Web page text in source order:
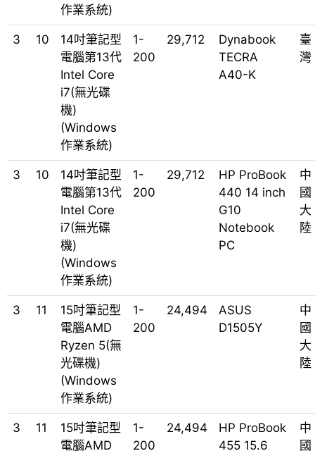
作業系統)
3 10
14吋筆記型
電腦第13代
Intel Core
i7(無光碟
機)
(Windows
作業系統)
1-
200
29,712
Dynabook
TECRA
A40-K
臺
灣
3 10
14吋筆記型
電腦第13代
Intel Core
i7(無光碟
機)
(Windows
作業系統)
1-
200
29,712
HP ProBook
440 14 inch
G10
Notebook
PC
中
國
大
陸
3 11
15吋筆記型
電腦AMD
Ryzen 5(無
光碟機)
(Windows
作業系統)
1-
200
24,494
ASUS
D1505Y
中
國
大
陸
3 11
15吋筆記型
電腦AMD
1-
200
24,494
HP ProBook
455 15.6
中
國